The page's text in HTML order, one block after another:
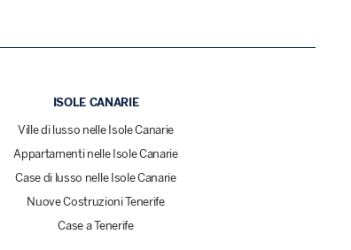
ISOLE CANARIE
Ville di lusso nelle Isole Canarie
Appartamenti nelle Isole Canarie
Case di lusso nelle Isole Canarie
Nuove Costruzioni Tenerife
Case a Tenerife